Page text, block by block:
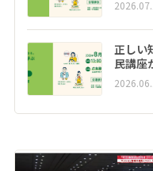
正しい
民講座